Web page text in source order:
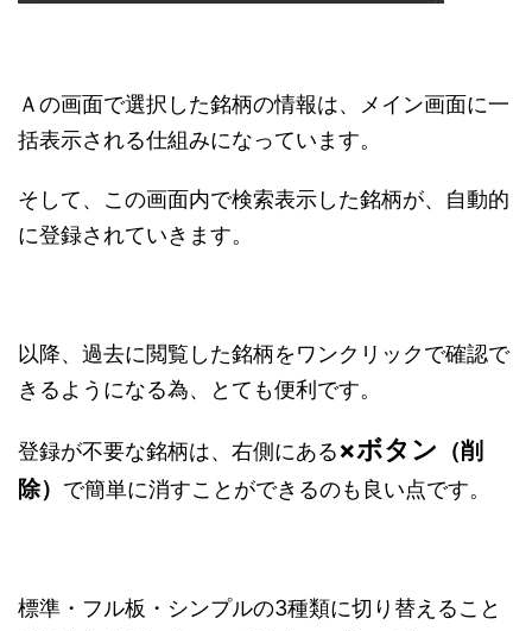
Ａの画面で選択した銘柄の情報は、メイン画面に一
括表示される仕組みになっています。
そして、この画面内で検索表示した銘柄が、自動的
に登録されていきます。
以降、過去に閲覧した銘柄をワンクリックで確認で
きるようになる為、とても便利です。
登録が不要な銘柄は、右側にある×ボタン （削
除） で簡単に消すことができるのも良い点です。
標準・フル板・シンプルの3種類に切り替えること